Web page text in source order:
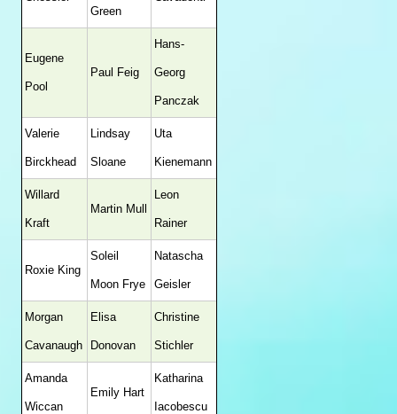
Green
Eugene
Pool
Paul Feig
Hans-
Georg
Panczak
Valerie
Birckhead
Lindsay
Sloane
Uta
Kienemann
Willard
Kraft
Martin Mull
Leon
Rainer
Roxie King
Soleil
Moon Frye
Natascha
Geisler
Morgan
Cavanaugh
Elisa
Donovan
Christine
Stichler
Amanda
Wiccan
Emily Hart
Katharina
Iacobescu